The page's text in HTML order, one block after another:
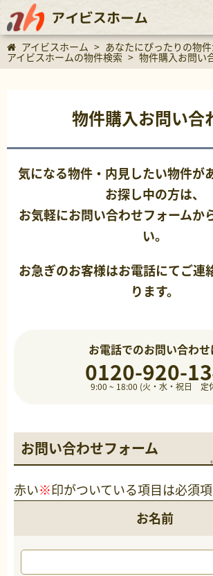
アイビスホーム
アイビスホーム > あなたにぴったりの物
アイビスホームの物件検索 > 物件購入お問い
物件購入お問い合
気になる物件・内見したい物件が
お探し中の方は、
お気軽にお問い合わせフォームか
い。
お急ぎのお客様はお電話にてご連
ります。
お電話でのお問い合わ
0120-920-
9:00 ~ 18:00 (火・水・祝日 定
お問い合わせフォーム
赤い※印がついている項目は必須項
お名前